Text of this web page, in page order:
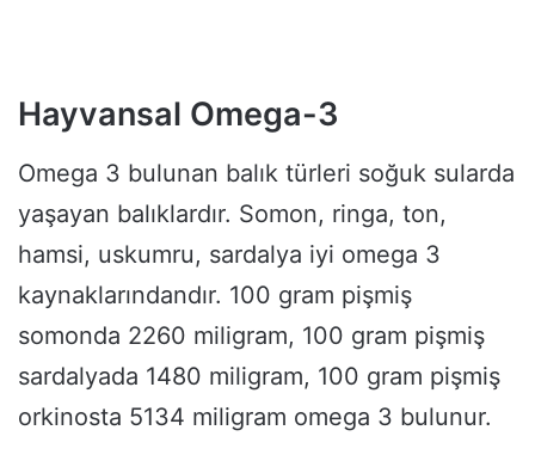
Hayvansal Omega-3
Omega 3 bulunan balık türleri soğuk sularda
yaşayan balıklardır. Somon, ringa, ton,
hamsi, uskumru, sardalya iyi omega 3
kaynaklarındandır. 100 gram pişmiş
somonda 2260 miligram, 100 gram pişmiş
sardalyada 1480 miligram, 100 gram pişmiş
orkinosta 5134 miligram omega 3 bulunur.